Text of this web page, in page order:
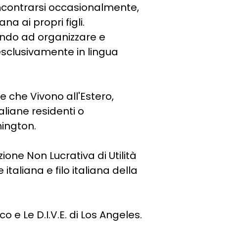
occasionalmente,
ai propri figli.
ad organizzare e
in lingua
che Vivono all'Estero,
residenti o
Non Lucrativa di Utilità
italiana e filo italiana della
e Le D.I.V.E. di Los Angeles.